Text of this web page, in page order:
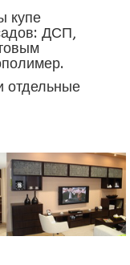
купе
ДСП,
отдельные